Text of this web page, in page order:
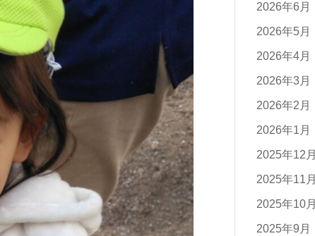
2026年6月
2026年5月
2026年4月
2026年3月
2026年2月
2026年1月
2025年12月
2025年11月
2025年10月
2025年9月